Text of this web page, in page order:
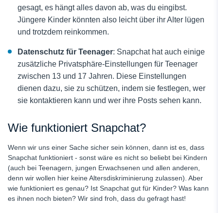
gesagt, es hängt alles davon ab, was du eingibst.
Jüngere Kinder könnten also leicht über ihr Alter lügen
und trotzdem reinkommen.
Datenschutz für Teenager: Snapchat hat auch einige
zusätzliche Privatsphäre-Einstellungen für Teenager
zwischen 13 und 17 Jahren. Diese Einstellungen
dienen dazu, sie zu schützen, indem sie festlegen, wer
sie kontaktieren kann und wer ihre Posts sehen kann.
Wie funktioniert Snapchat?
Wenn wir uns einer Sache sicher sein können, dann ist es, dass
Snapchat funktioniert - sonst wäre es nicht so beliebt bei Kindern
(auch bei Teenagern, jungen Erwachsenen und allen anderen,
denn wir wollen hier keine Altersdiskriminierung zulassen). Aber
wie funktioniert es genau? Ist Snapchat gut für Kinder? Was kann
es ihnen noch bieten? Wir sind froh, dass du gefragt hast!